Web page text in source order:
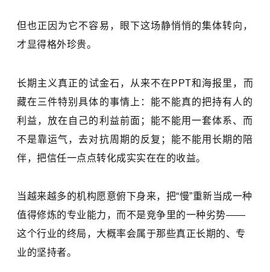
但也正因为它不容易，眼下这场静悄悄的集体转向，
才显得格外珍贵。
长期主义真正的试金石，从来不在PPT和海报里，而
藏在三件特别具体的事情上：能不能真的把持有人的
利益，放在自己的利益前面；能不能用一套体系、而
不是靠运气，去对抗周期的反复；能不能用长期的陪
伴，把信任一点点转化成实实在在的收益。
当越来越多的机构愿意俯下身来，把“慢”重新当成一种
值得修炼的专业能力，而不是竞争里的一种劣势——
这个行业的终局，大概率会属于那些真正长期的、专
业的坚持者。